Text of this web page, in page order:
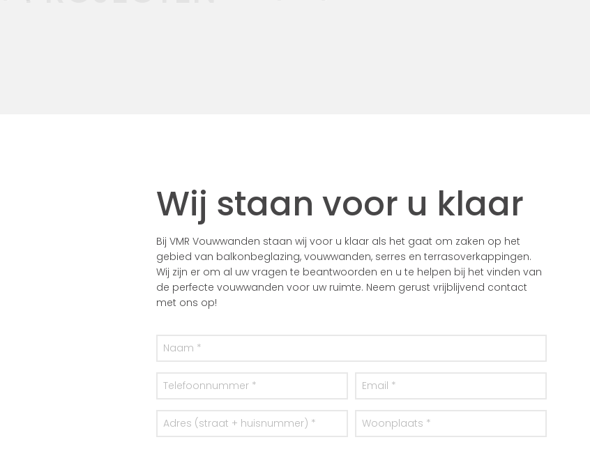
Wij staan voor u klaar
Bij VMR Vouwwanden staan wij voor u klaar als het gaat om zaken op het
gebied van balkonbeglazing, vouwwanden, serres en terrasoverkappingen.
Wij zijn er om al uw vragen te beantwoorden en u te helpen bij het vinden van
de perfecte vouwwanden voor uw ruimte. Neem gerust vrijblijvend contact
met ons op!